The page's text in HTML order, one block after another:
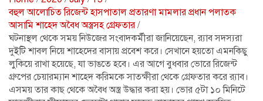
বহুল আলোচিত রিজেন্ট হাসপাতাল প্রতারণা মামলার প্রধান পলাতক
আসামি শাহেদ অবৈধ অস্ত্রসহ গ্রেফতার
ঘটনাস্থল থেকে সময় নিউজের সংবাদকর্মীরা জানিয়েছেন, র‌্যাব সদস্যরা
দুইটি শাবল নিয়ে শাহেদের বাসায় প্রবেশ করে। সেখানে হয়তো এমনকিছু
লুকিয়ে রাখা হয়েছে, যা ভাঙতে হবে। এর আগে বুধবার ভোরে রিজেন্ট
গ্রুপের চেয়ারম্যান শাহেদ করিমকে সাতক্ষীরা থেকে গ্রেফতার করে র‌্যাব।
এসময় তার কাছ থেকে অবৈধ অস্ত্র উদ্ধার করা হয়। ভোর ৫টা ১০ মিনিটে